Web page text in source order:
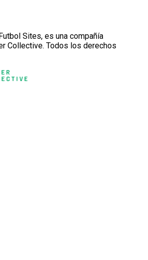
Sites, es una compañía
Collective. Todos los derechos